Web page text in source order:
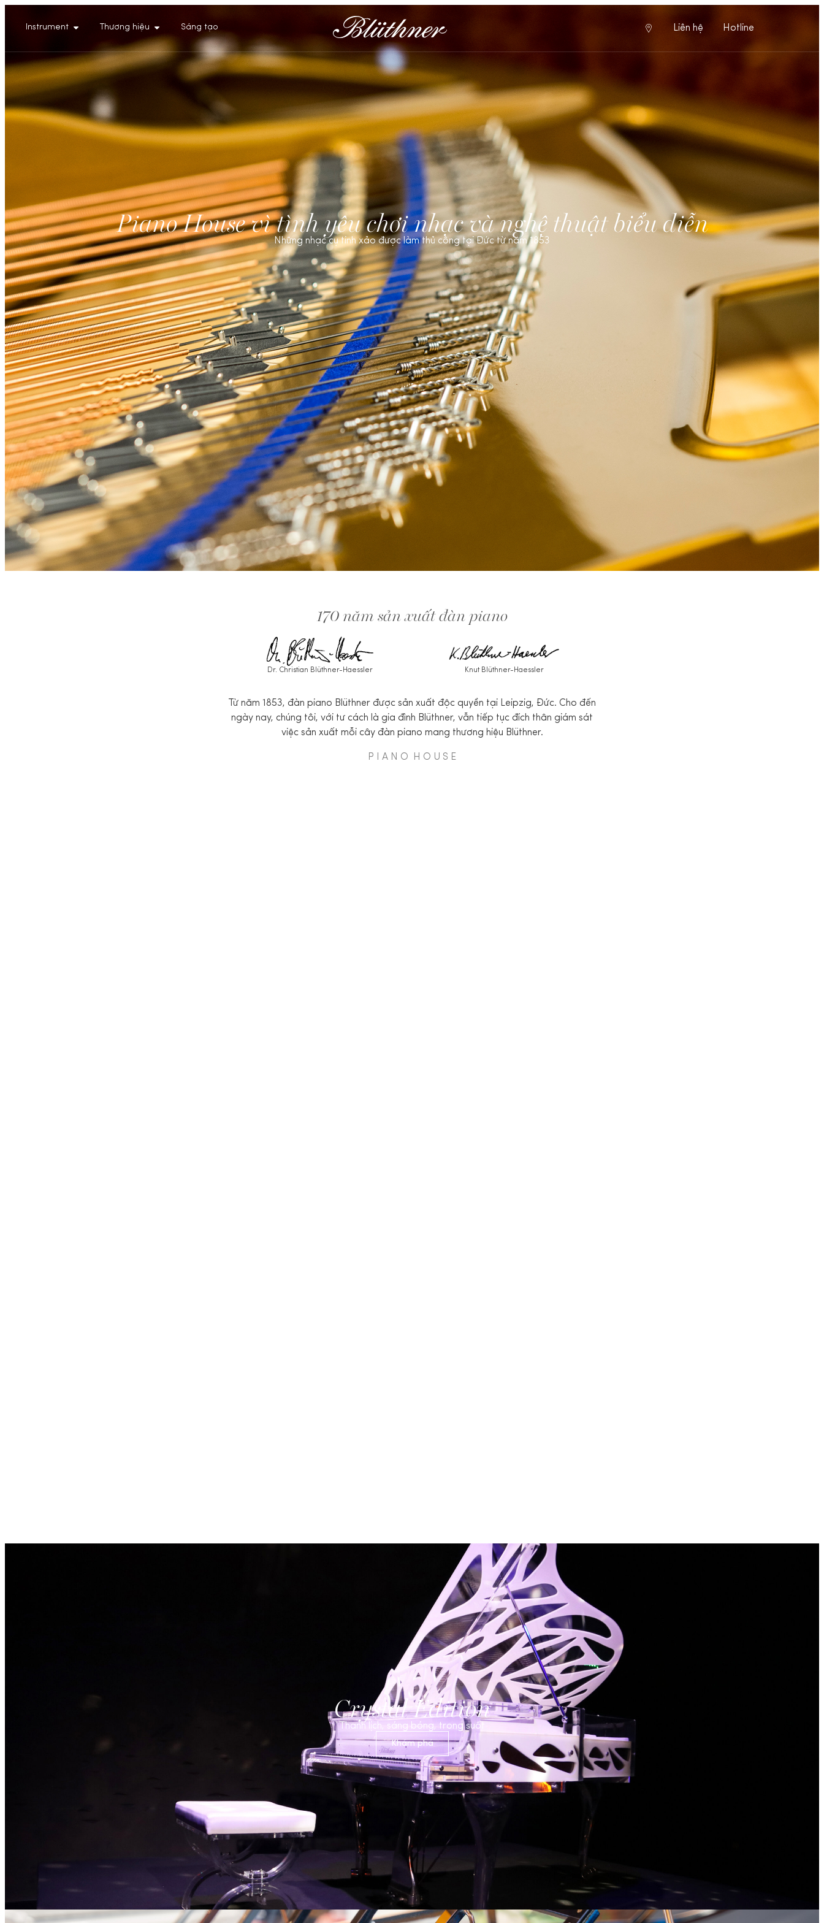
Instrument Thương hiệu Sáng tạo Liên hệ Hotline
Piano House vì tình yêu chơi nhạc và nghệ thuật biểu diễn
Những nhạc cụ tinh xảo được làm thủ công tại Đức từ năm 1853
170 năm sản xuất đàn piano
Dr. Christian Blüthner-Haessler Knut Blüthner-Haessler
Từ năm 1853, đàn piano Blüthner được sản xuất độc quyền tại Leipzig, Đức. Cho đến
ngày nay, chúng tôi, với tư cách là gia đình Blüthner, vẫn tiếp tục đích thân giám sát
việc sản xuất mỗi cây đàn piano mang thương hiệu Blüthner.
P I A N O H O U S E
Crystal Edition
Thanh lịch, sáng bóng, trong suốt
Khám phá